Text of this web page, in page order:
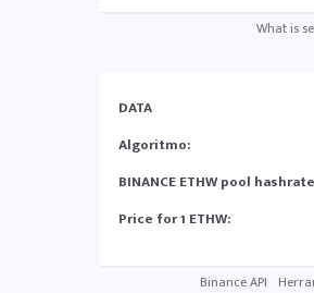
What is
DATA
Algoritmo:
BINANCE ETHW pool hashrate
Price for 1 ETHW:
Binance API